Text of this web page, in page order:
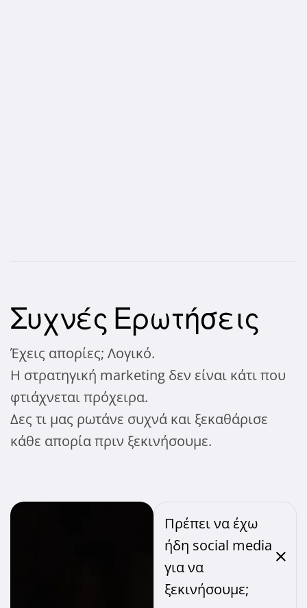
Συχνές Ερωτήσεις
Έχεις απορίες; Λογικό.
Η στρατηγική marketing δεν είναι κάτι που
φτιάχνεται πρόχειρα.
Δες τι μας ρωτάνε συχνά και ξεκαθάρισε
κάθε απορία πριν ξεκινήσουμε.
Πρέπει να έχω
ήδη social media
για να
ξεκινήσουμε;